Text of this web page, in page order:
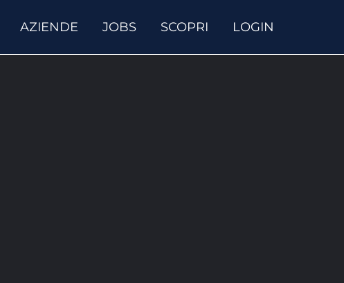
AZIENDE JOBS SCOPRI LOGIN